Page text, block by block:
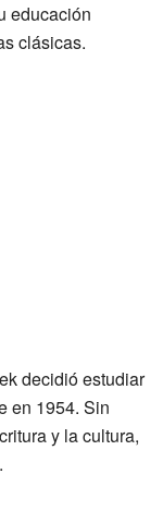
educación
clásicas.
decidió estudiar
en 1954. Sin
y la cultura,